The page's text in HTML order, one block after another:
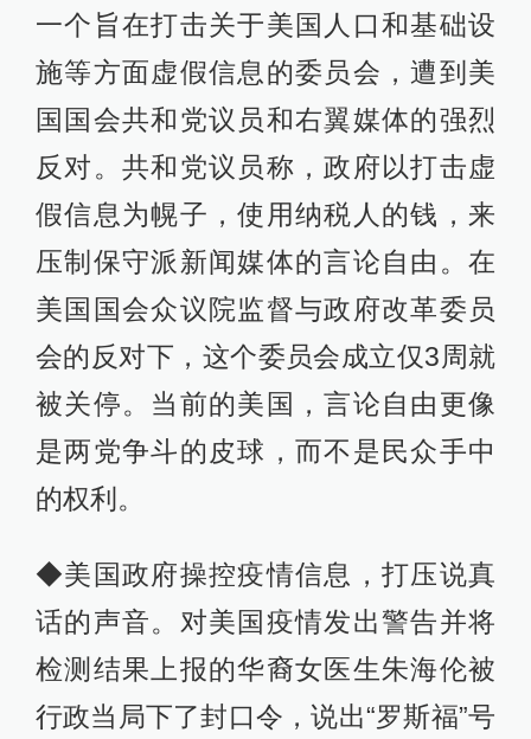
一个旨在打击关于美国人口和基础设
施等方面虚假信息的委员会，遭到美
国国会共和党议员和右翼媒体的强烈
反对。共和党议员称，政府以打击虚
假信息为幌子，使用纳税人的钱，来
压制保守派新闻媒体的言论自由。在
美国国会众议院监督与政府改革委员
会的反对下，这个委员会成立仅3周就
被关停。当前的美国，言论自由更像
是两党争斗的皮球，而不是民众手中
的权利。
◆美国政府操控疫情信息，打压说真
话的声音。对美国疫情发出警告并将
检测结果上报的华裔女医生朱海伦被
行政当局下了封口令，说出“罗斯福”号